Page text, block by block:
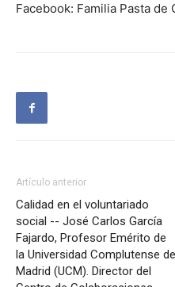
Facebook: Familia Pasta de
Artículo anterior
Calidad en el voluntariado
social -- José Carlos García
Fajardo, Profesor Emérito de
la Universidad Complutense de
Madrid (UCM). Director del